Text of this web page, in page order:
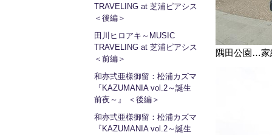
TRAVELING at 芝浦ピアシス
＜後編＞
田川ヒロアキ～MUSIC
TRAVELING at 芝浦ピアシス
＜前編＞
和亦弍亜様御留：松浦カズマ
『KAZUMANIA vol.2～誕生
前夜～』 ＜後編＞
和亦弍亜様御留：松浦カズマ
『KAZUMANIA vol.2～誕生
隅田公園…家